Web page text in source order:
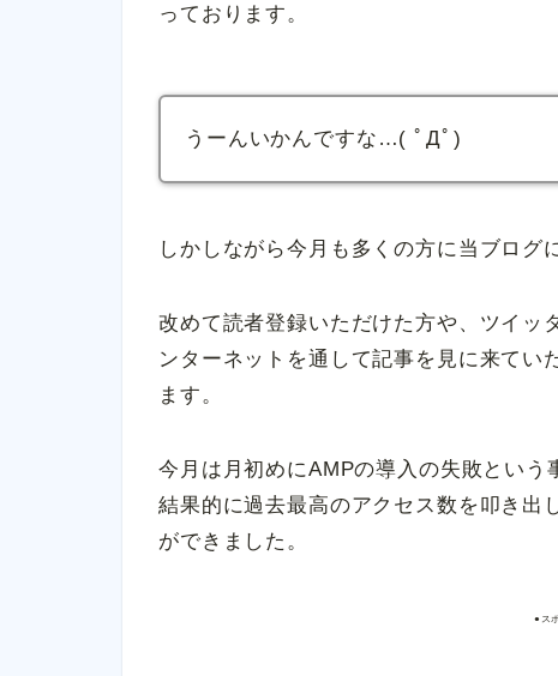
っております。
うーんいかんですな…( ﾟДﾟ)
しかしながら今月も多くの方に当ブログ
改めて読者登録いただけた方や、ツイッ
ンターネットを通して記事を見に来てい
ます。
今月は月初めにAMPの導入の失敗という
結果的に過去最高のアクセス数を叩き出
ができました。
●ス